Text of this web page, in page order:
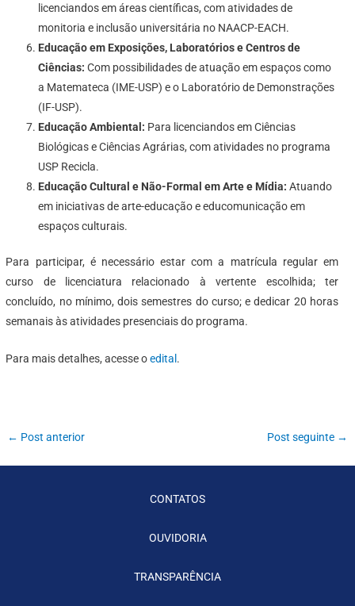
licenciandos em áreas científicas, com atividades de
monitoria e inclusão universitária no NAACP-EACH.
Educação em Exposições, Laboratórios e Centros de
Ciências: Com possibilidades de atuação em espaços como
a Matemateca (IME-USP) e o Laboratório de Demonstrações
(IF-USP).
Educação Ambiental: Para licenciandos em Ciências
Biológicas e Ciências Agrárias, com atividades no programa
USP Recicla.
Educação Cultural e Não-Formal em Arte e Mídia: Atuando
em iniciativas de arte-educação e educomunicação em
espaços culturais.
Para participar, é necessário estar com a matrícula regular em
curso de licenciatura relacionado à vertente escolhida; ter
concluído, no mínimo, dois semestres do curso; e dedicar 20 horas
semanais às atividades presenciais do programa.
Para mais detalhes, acesse oedital .
← Post anterior Post seguinte →
CONTATOS
OUVIDORIA
TRANSPARÊNCIA